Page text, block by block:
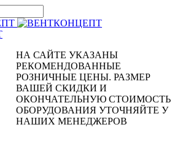
НА САЙТЕ УКАЗАНЫ
РЕКОМЕНДОВАННЫЕ
РОЗНИЧНЫЕ ЦЕНЫ. РАЗМЕР
ВАШЕЙ СКИДКИ И
ОКОНЧАТЕЛЬНУЮ СТОИМОСТЬ
ОБОРУДОВАНИЯ УТОЧНЯЙТЕ У
НАШИХ МЕНЕДЖЕРОВ